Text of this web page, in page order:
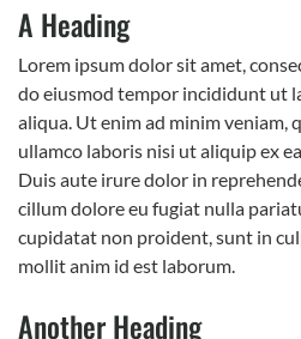
A Heading
Lorem ipsum dolor sit amet,
do eiusmod tempor incididunt ut
aliqua. Ut enim ad minim veniam,
ullamco laboris nisi ut aliquip ex
Duis aute irure dolor in
cillum dolore eu fugiat nulla
cupidatat non proident, sunt in
mollit anim id est laborum.
Another Heading